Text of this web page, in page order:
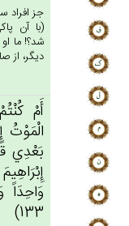
جز افراد
(با آن
شد؟! ما
ديگر، از
أَم‌ْ
الْمَوْت‌ُ
بَعْدِي‌
133)